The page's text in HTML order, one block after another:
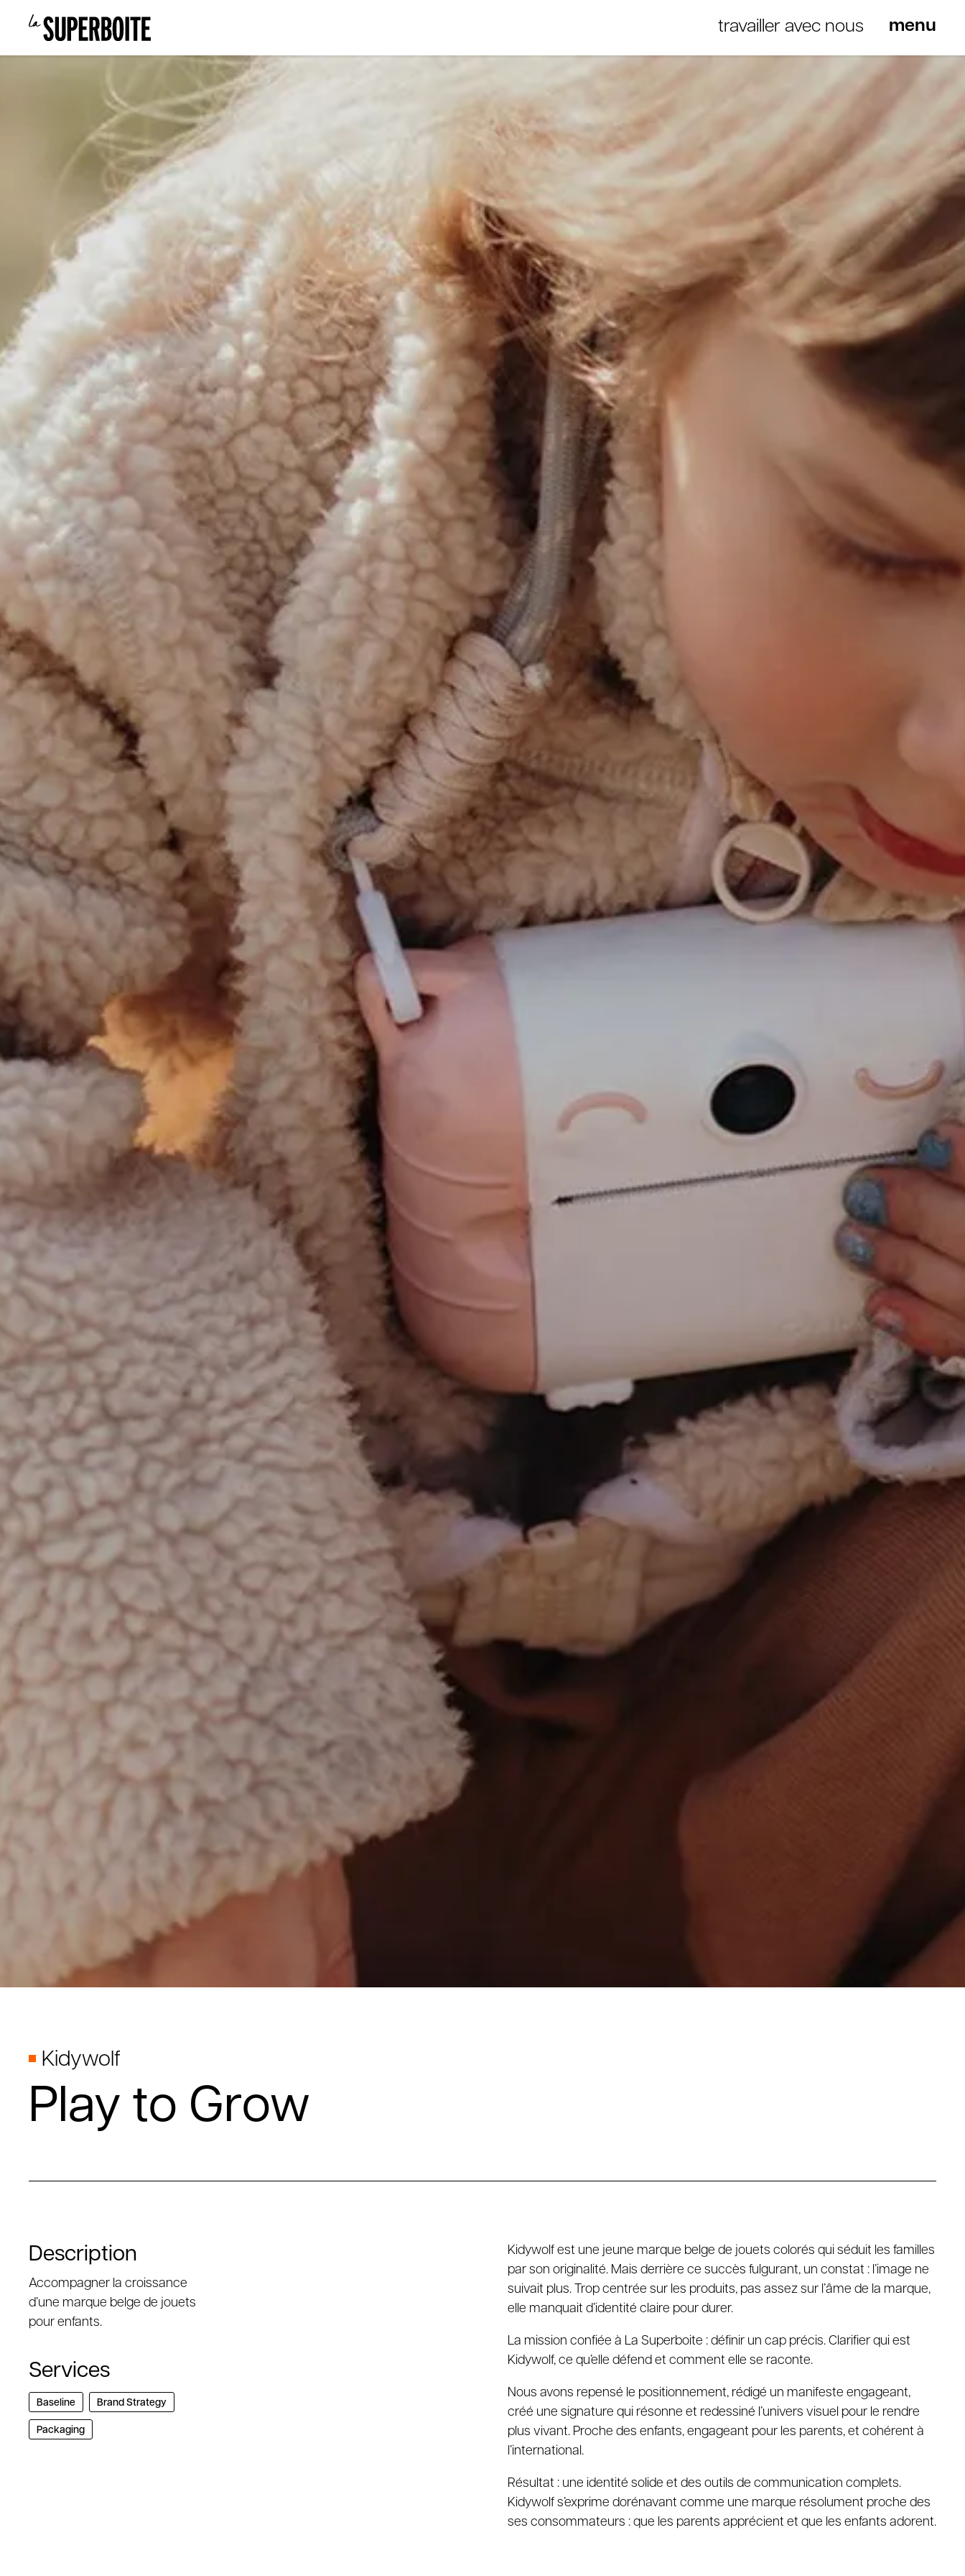
travailler avec nous
Kidywolf
Play to Grow
Description
Accompagner la croissance
d’une marque belge de jouets
pour enfants.
Services
Baseline
Brand Strategy
Packaging
Kidywolf est une jeune marque belge de jouets colorés qui séduit les familles
par son originalité. Mais derrière ce succès fulgurant, un constat : l’image ne
suivait plus. Trop centrée sur les produits, pas assez sur l’âme de la marque,
elle manquait d’identité claire pour durer.
La mission confiée à La Superboite : définir un cap précis. Clarifier qui est
Kidywolf, ce qu’elle défend et comment elle se raconte.
Nous avons repensé le positionnement, rédigé un manifeste engageant,
créé une signature qui résonne et redessiné l’univers visuel pour le rendre
plus vivant. Proche des enfants, engageant pour les parents, et cohérent à
l’international.
Résultat : une identité solide et des outils de communication complets.
Kidywolf s’exprime dorénavant comme une marque résolument proche des
ses consommateurs : que les parents apprécient et que les enfants adorent.